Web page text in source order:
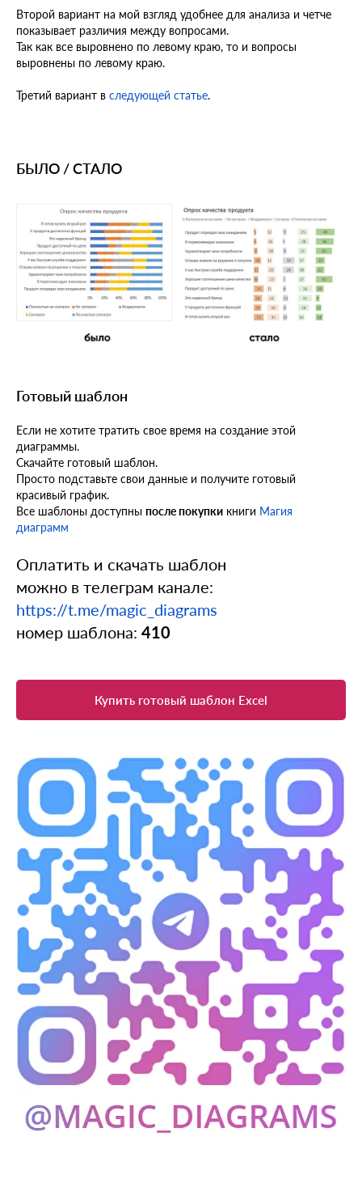
Второй вариант на мой взгляд удобнее для анализа и четче
показывает различия между вопросами.
Так как все выровнено по левому краю, то и вопросы
выровнены по левому краю.
Третий вариант в следующей статье.
БЫЛО / СТАЛО
Готовый шаблон
Если не хотите тратить свое время на создание этой
диаграммы.
Скачайте готовый шаблон.
Просто подставьте свои данные и получите готовый
красивый график.
Все шаблоны доступны после покупки книги Магия
диаграмм
Оплатить и скачать шаблон
можно в телеграм канале:
https://t.me/magic_diagrams
номер шаблона: 410
Купить готовый шаблон Excel